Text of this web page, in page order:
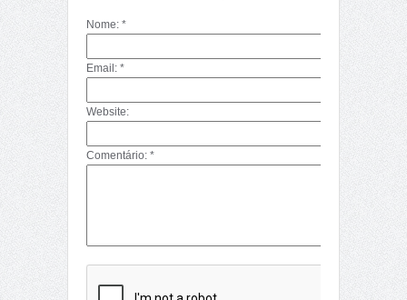
Nome: *
Email: *
Website:
Comentário: *